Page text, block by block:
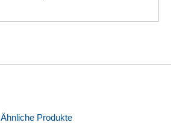
Ähnliche Produkte